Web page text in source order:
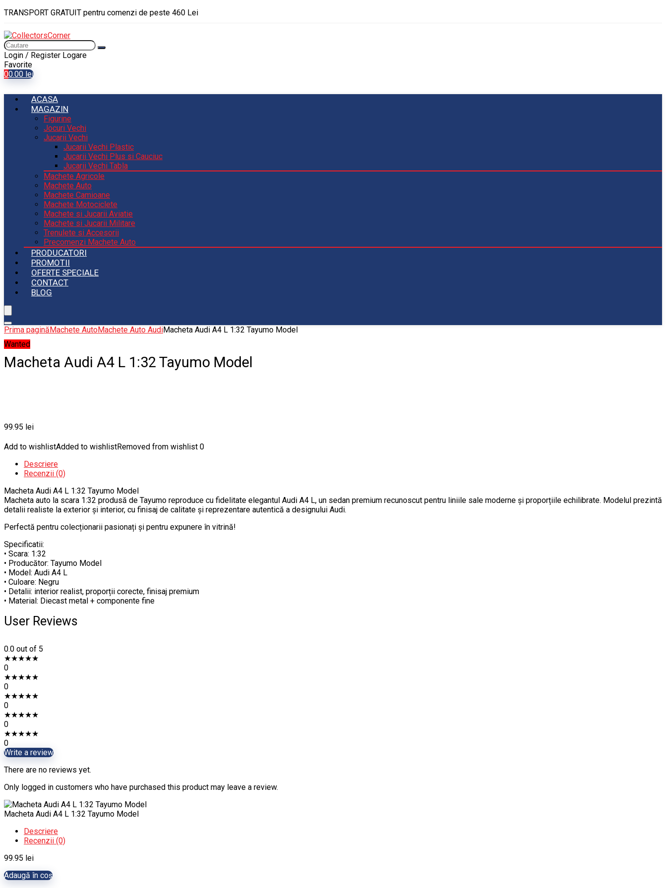
TRANSPORT GRATUIT pentru comenzi de peste 460 Lei
Login / Register Logare
Favorite
00.00 lei
ACASA
MAGAZIN
Figurine
Jocuri Vechi
Jucarii Vechi
Jucarii Vechi Plastic
Jucarii Vechi Plus si Cauciuc
Jucarii Vechi Tabla
Machete Agricole
Machete Auto
Machete Camioane
Machete Motociclete
Machete si Jucarii Aviatie
Machete si Jucarii Militare
Trenulete si Accesorii
Precomenzi Machete Auto
PRODUCATORI
PROMOTII
OFERTE SPECIALE
CONTACT
BLOG
Prima paginăMachete AutoMachete Auto AudiMacheta Audi A4 L 1:32 Tayumo Model
Wanted
Macheta Audi A4 L 1:32 Tayumo Model
99.95 lei
Add to wishlistAdded to wishlistRemoved from wishlist 0
Descriere
Recenzii (0)
Macheta Audi A4 L 1:32 Tayumo Model
Macheta auto la scara 1:32 produsă de Tayumo reproduce cu fidelitate elegantul Audi A4 L, un sedan premium recunoscut pentru liniile sale moderne și proporțiile echilibrate. Modelul prezintă
detalii realiste la exterior și interior, cu finisaj de calitate și reprezentare autentică a designului Audi.
Perfectă pentru colecționarii pasionați și pentru expunere în vitrină!
Specificatii:
• Scara: 1:32
• Producător: Tayumo Model
• Model: Audi A4 L
• Culoare: Negru
• Detalii: interior realist, proporții corecte, finisaj premium
• Material: Diecast metal + componente fine
User Reviews
0.0 out of 5
★★★★★
0
★★★★★
0
★★★★★
0
★★★★★
0
★★★★★
0
Write a review
There are no reviews yet.
Only logged in customers who have purchased this product may leave a review.
Macheta Audi A4 L 1:32 Tayumo Model
Descriere
Recenzii (0)
99.95 lei
Adaugă în coș